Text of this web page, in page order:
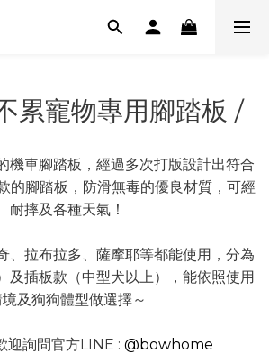
累寵物專用腳踏板 /
機車腳踏板，經過多次打版設計出符合
的腳踏板，防滑無毒的優良材質，可經
耐摔及各種天氣！
、拉布拉多、薩摩耶等都能使用，分為
及插板款（中型犬以上），能依照使用
及狗狗體型做選擇～
迎詢問官方LINE : @bowhome